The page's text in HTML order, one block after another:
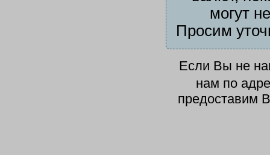
могут
Просим
Если Вы не
нам по
предоставим